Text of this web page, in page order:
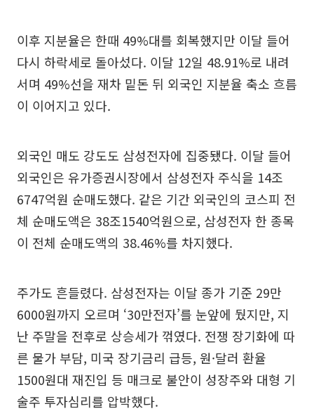
이후 지분율은 한때 49%대를 회복했지만 이달 들어
다시 하락세로 돌아섰다. 이달 12일 48.91%로 내려
서며 49%선을 재차 밑돈 뒤 외국인 지분율 축소 흐름
이 이어지고 있다.
외국인 매도 강도도 삼성전자에 집중됐다. 이달 들어
외국인은 유가증권시장에서 삼성전자 주식을 14조
6747억원 순매도했다. 같은 기간 외국인의 코스피 전
체 순매도액은 38조1540억원으로, 삼성전자 한 종목
이 전체 순매도액의 38.46%를 차지했다.
주가도 흔들렸다. 삼성전자는 이달 종가 기준 29만
6000원까지 오르며 ‘30만전자’를 눈앞에 뒀지만, 지
난 주말을 전후로 상승세가 꺾였다. 전쟁 장기화에 따
른 물가 부담, 미국 장기금리 급등, 원·달러 환율
1500원대 재진입 등 매크로 불안이 성장주와 대형 기
술주 투자심리를 압박했다.